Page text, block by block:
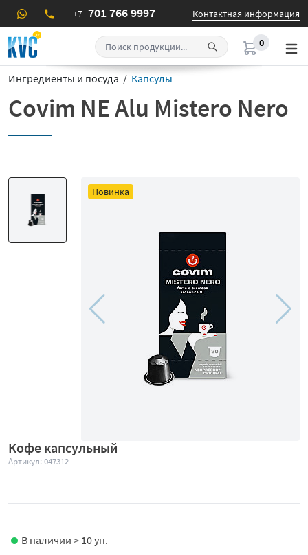
+7 701 766 9997 Контактная информация
0
Ингредиенты и посуда / Капсулы
Covim NE Alu Mistero Nero
Новинка
Кофе капсульный
Артикул: 047312
В наличии > 10 уп.